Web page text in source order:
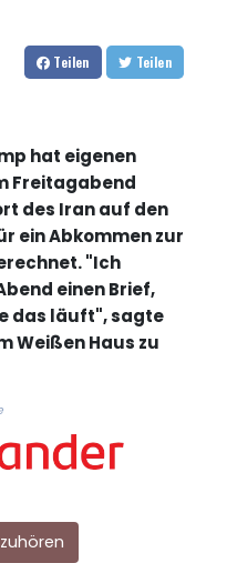
Teilen Teilen
hat eigenen
Freitagabend
des Iran auf den
ein Abkommen zur
"Ich
einen Brief,
das läuft", sagte
Weißen Haus zu